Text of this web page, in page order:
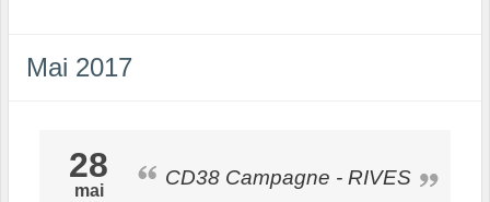
Mai 2017
28
mai
CD38 Campagne - RIVES